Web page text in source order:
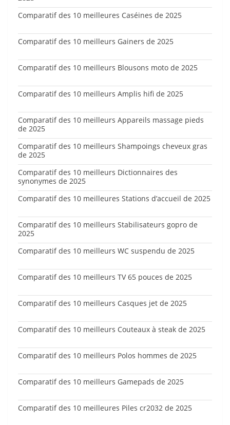
Comparatif des 10 meilleures Caséines de 2025
Comparatif des 10 meilleurs Gainers de 2025
Comparatif des 10 meilleurs Blousons moto de 2025
Comparatif des 10 meilleurs Amplis hifi de 2025
Comparatif des 10 meilleurs Appareils massage pieds
de 2025
Comparatif des 10 meilleurs Shampoings cheveux gras
de 2025
Comparatif des 10 meilleurs Dictionnaires des
synonymes de 2025
Comparatif des 10 meilleures Stations d’accueil de 2025
Comparatif des 10 meilleurs Stabilisateurs gopro de
2025
Comparatif des 10 meilleurs WC suspendu de 2025
Comparatif des 10 meilleurs TV 65 pouces de 2025
Comparatif des 10 meilleurs Casques jet de 2025
Comparatif des 10 meilleurs Couteaux à steak de 2025
Comparatif des 10 meilleurs Polos hommes de 2025
Comparatif des 10 meilleurs Gamepads de 2025
Comparatif des 10 meilleures Piles cr2032 de 2025